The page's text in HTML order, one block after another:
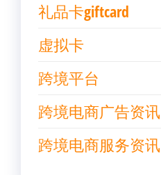
礼品卡giftcard
虚拟卡
跨境平台
跨境电商广告资讯
跨境电商服务资讯